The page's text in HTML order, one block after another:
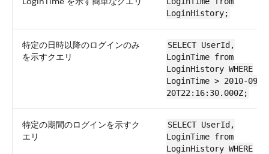
LoginHistory;
特定の日時以降のログインのみ
を示すクエリ
SELECT UserId,
LoginTime from
LoginHistory WHERE
LoginTime > 2010-09-
20T22:16:30.000Z;
特定の期間のログインを示すク
エリ
SELECT UserId,
LoginTime from
LoginHistory WHERE